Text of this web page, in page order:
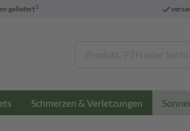
geliefert3
Schmerzen & Verletzungen